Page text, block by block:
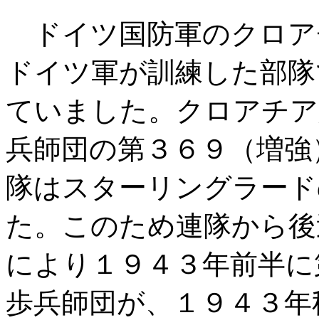
ドイツ国防軍のクロ
ドイツ軍が訓練した部
ていました。クロアチ
兵師団の第３６９（増
隊はスターリングラー
た。このため連隊から
により１９４３年前半
歩兵師団が、１９４３